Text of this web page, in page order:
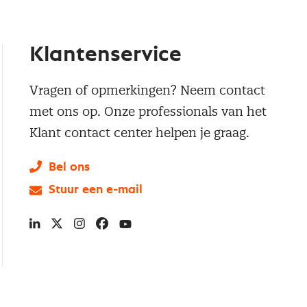
Klantenservice
Vragen of opmerkingen? Neem contact
met ons op. Onze professionals van het
Klant contact center helpen je graag.
Bel ons
Stuur een e-mail
LinkedIn
X Instagram
Facebook
YouTube